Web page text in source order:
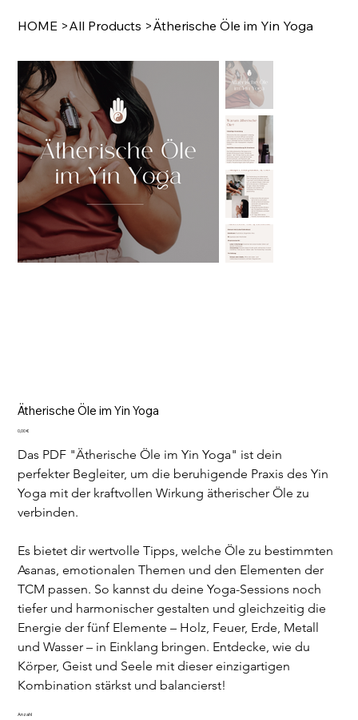
HOME >All Products >Ätherische Öle im Yin Yoga
Ätherische Öle im Yin Yoga
Preis
0,00 €
Das PDF "Ätherische Öle im Yin Yoga" ist dein
perfekter Begleiter, um die beruhigende Praxis des Yin
Yoga mit der kraftvollen Wirkung ätherischer Öle zu
verbinden.
Es bietet dir wertvolle Tipps, welche Öle zu bestimmten
Asanas, emotionalen Themen und den Elementen der
TCM passen. So kannst du deine Yoga-Sessions noch
tiefer und harmonischer gestalten und gleichzeitig die
Energie der fünf Elemente – Holz, Feuer, Erde, Metall
und Wasser – in Einklang bringen. Entdecke, wie du
Körper, Geist und Seele mit dieser einzigartigen
Kombination stärkst und balancierst!
Anzahl